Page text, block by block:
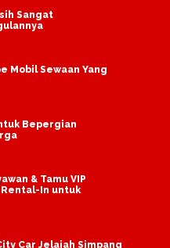
Sangat
Mobil Sewaan Yang
Bepergian
& Tamu VIP
Rental-In untuk
Car Jelajah Simpang